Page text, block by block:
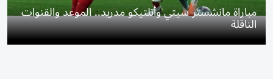
مباراة مانشستر سيتي وأتلتيكو مدريد.. الموعد والقنوات
الناقلة